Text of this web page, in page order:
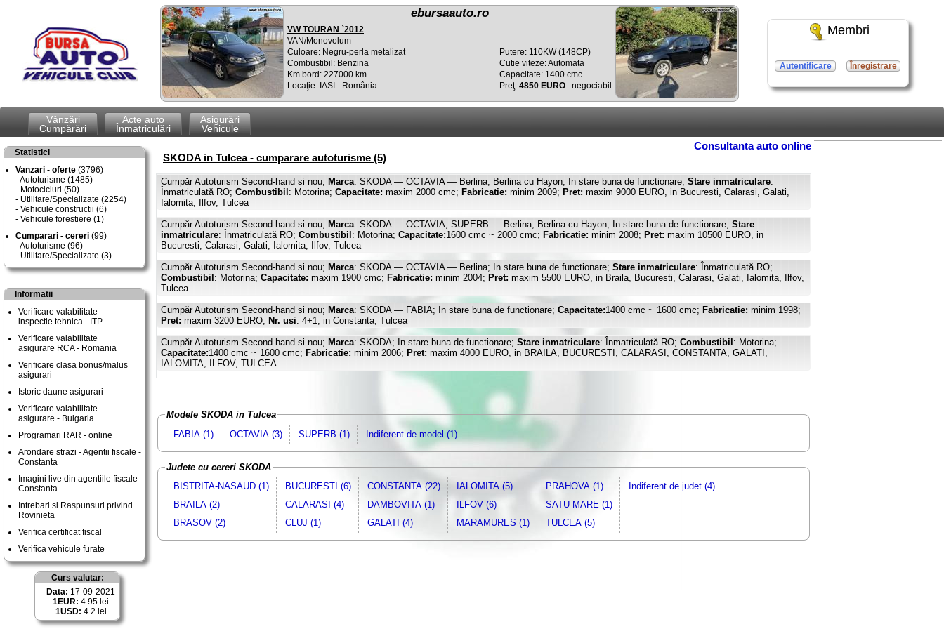
ebursaauto.ro
VW TOURAN `2012
VAN/Monovolum
Culoare: Negru-perla metalizat
Combustibil: Benzina
Km bord: 227000 km
Locaţie: IASI - România
Putere: 110KW (148CP)
Cutie viteze: Automata
Capacitate: 1400 cmc
Preţ: 4850 EURO negociabil
Membri
Autentificare Înregistrare
Vânzări
Cumpărări
Acte auto
Înmatriculări
Asigurări
Vehicule
Statistici
Vanzari - oferte (3796)
Autoturisme (1485)
Motocicluri (50)
Utilitare/Specializate (2254)
Vehicule constructii (6)
Vehicule forestiere (1)
Cumparari - cereri (99)
Autoturisme (96)
Utilitare/Specializate (3)
Informatii
Verificare valabilitate
inspectie tehnica - ITP
Verificare valabilitate
asigurare RCA - Romania
Verificare clasa bonus/malus
asigurari
Istoric daune asigurari
Verificare valabilitate
asigurare - Bulgaria
Programari RAR - online
Arondare strazi - Agentii fiscale -
Constanta
Imagini live din agentiile fiscale -
Constanta
Intrebari si Raspunsuri privind
Rovinieta
Verifica certificat fiscal
Verifica vehicule furate
Curs valutar:
Data: 17-09-2021
1EUR: 4.95 lei
1USD: 4.2 lei
Consultanta auto online
SKODA in Tulcea - cumparare autoturisme (5)
Cumpăr Autoturism Second-hand si nou; Marca: SKODA — OCTAVIA — Berlina, Berlina cu Hayon; In stare buna de functionare; Stare inmatriculare:
Înmatriculată RO; Combustibil : Motorina; Capacitate: maxim 2000 cmc; Fabricatie: minim 2009; Pret: maxim 9000 EURO, in Bucuresti, Calarasi, Galati,
Ialomita, Ilfov, Tulcea
Cumpăr Autoturism Second-hand si nou; Marca: SKODA — OCTAVIA, SUPERB — Berlina, Berlina cu Hayon; In stare buna de functionare; Stare
inmatriculare: Înmatriculată RO; Combustibil : Motorina; Capacitate:1600 cmc ~ 2000 cmc; Fabricatie: minim 2008; Pret: maxim 10500 EURO, in
Bucuresti, Calarasi, Galati, Ialomita, Ilfov, Tulcea
Cumpăr Autoturism Second-hand si nou; Marca: SKODA — OCTAVIA — Berlina; In stare buna de functionare; Stare inmatriculare: Înmatriculată RO;
Combustibil : Motorina; Capacitate: maxim 1900 cmc; Fabricatie: minim 2004; Pret: maxim 5500 EURO, in Braila, Bucuresti, Calarasi, Galati, Ialomita, Ilfov,
Tulcea
Cumpăr Autoturism Second-hand si nou; Marca: SKODA — FABIA; In stare buna de functionare; Capacitate:1400 cmc ~ 1600 cmc; Fabricatie: minim 1998;
Pret: maxim 3200 EURO; Nr. usi: 4+1, in Constanta, Tulcea
Cumpăr Autoturism Second-hand si nou; Marca: SKODA; In stare buna de functionare; Stare inmatriculare: Înmatriculată RO; Combustibil : Motorina;
Capacitate:1400 cmc ~ 1600 cmc; Fabricatie: minim 2006; Pret: maxim 4000 EURO, in BRAILA, BUCURESTI, CALARASI, CONSTANTA, GALATI,
IALOMITA, ILFOV, TULCEA
Modele SKODA in Tulcea
FABIA (1)
OCTAVIA (3) SUPERB (1) Indiferent de model (1)
Judete cu cereri SKODA
BISTRITA-NASAUD (1)
BRAILA (2)
BRASOV (2)
BUCURESTI (6)
CALARASI (4)
CLUJ (1)
CONSTANTA (22)
DAMBOVITA (1)
GALATI (4)
IALOMITA (5)
ILFOV (6)
MARAMURES (1)
PRAHOVA (1)
SATU MARE (1)
TULCEA (5)
Indiferent de judet (4)